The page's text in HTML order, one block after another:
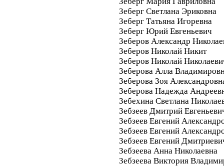
Зеберг Светлана Эриковна
Зеберг Татьяна Игоревна
Зеберг Юрий Евгеньевич
Зеберов Александр
Зеберов Николай Никит
Зеберов Николай
Зеберова Алла
Зеберова Зоя
Зеберова Надежда
Зебехина Светлана
Зебзеев Дмитрий
Зебзеев Евгений
Зебзеев Евгений
Зебзеев Евгений
Зебзеева Анна Николаевна
Зебзеева Виктория